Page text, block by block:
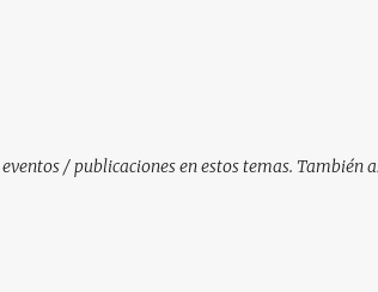
/ publicaciones en estos temas. También